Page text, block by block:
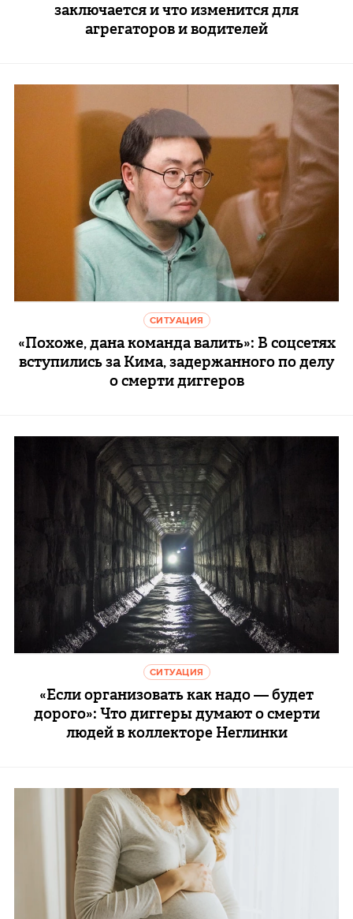
заключается и что изменится для
агрегаторов и водителей
СИТУАЦИЯ
«Похоже, дана команда валить»: В соцсетях
вступились за Кима, задержанного по делу
о смерти диггеров
СИТУАЦИЯ
«Если организовать как надо — будет
дорого»: Что диггеры думают о смерти
людей в коллекторе Неглинки